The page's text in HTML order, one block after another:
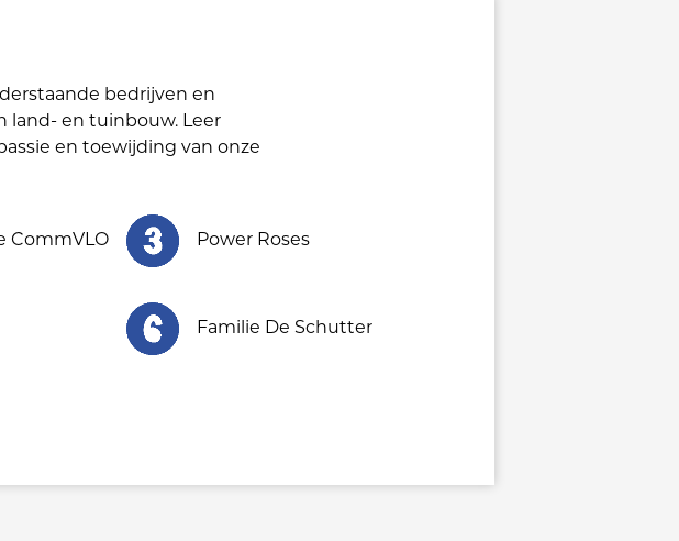
bedrijven en
land- en tuinbouw. Leer
en toewijding van onze
CommVLO Power Roses
Familie De Schutter